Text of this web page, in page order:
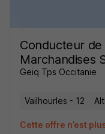
Conducteur
Marchandises
Geiq Tps Occitanie
Vailhourles - 12
Cette offre n’est